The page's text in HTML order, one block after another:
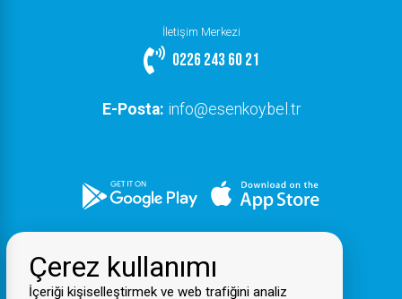
İletişim Merkezi
0226 243 60 21
E-Posta: info@esenkoy.bel.tr
Çerez kullanımı
İçeriği kişiselleştirmek ve web trafiğini analiz